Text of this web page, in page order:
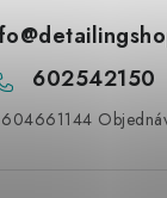
@
602542150
604661144